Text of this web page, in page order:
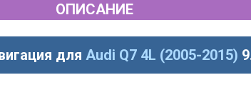
ОПИСАНИЕ
для Audi Q7 4L (2005-2015)